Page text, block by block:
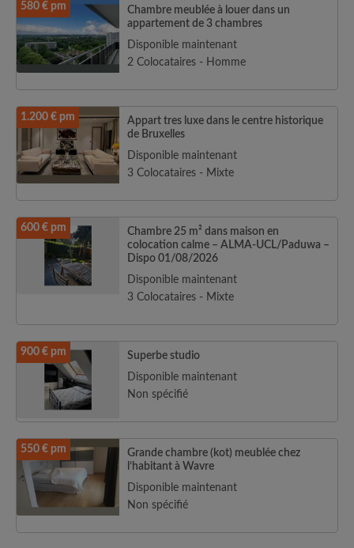
580 € pm
Chambre meublée à louer dans un
appartement de 3 chambres
Disponible maintenant
2 Colocataires - Homme
1.200 € pm
Appart tres luxe dans le centre historique
de Bruxelles
Disponible maintenant
3 Colocataires - Mixte
600 € pm
Chambre 25 m² dans maison en
colocation calme – ALMA-UCL/Paduwa –
Dispo 01/08/2026
Disponible maintenant
3 Colocataires - Mixte
900 € pm
Superbe studio
Disponible maintenant
Non spécifié
550 € pm
Grande chambre (kot) meublée chez
l’habitant à Wavre
Disponible maintenant
Non spécifié